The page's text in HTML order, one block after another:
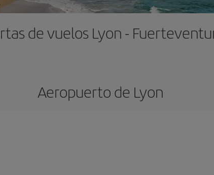
de vuelos Lyon -
Aeropuerto de Lyon